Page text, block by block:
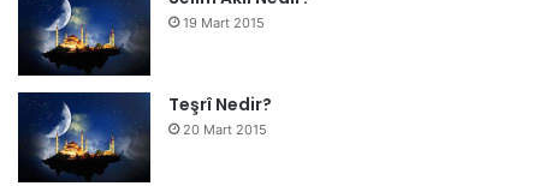
19 Mart 2015
Teşrî Nedir?
20 Mart 2015